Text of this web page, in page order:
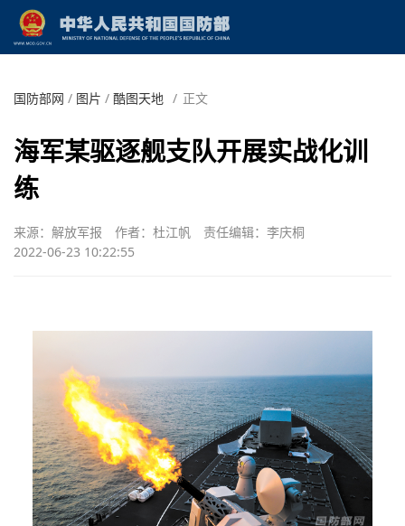
国防部网 / 图片 / 酷图天地 / 正文
海军某驱逐舰支队开展实战化训
练
来源：解放军报 作者：杜江帆
责任编辑：李庆桐
2022-06-23 10:22:55